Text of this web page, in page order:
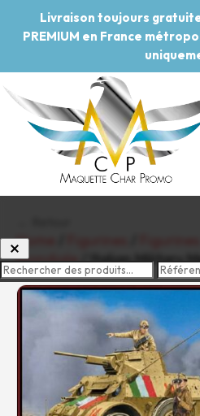
Livraison toujours
PREMIUM en France
Pouvoir d'achat
Rechercher des produits...
Mon panier0
Home
mondiale/ Italian Military